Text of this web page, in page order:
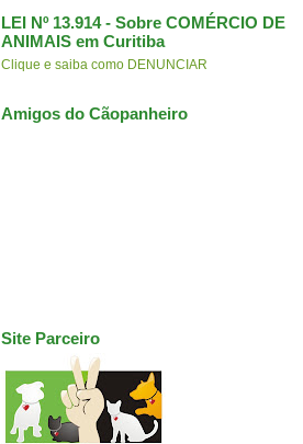
LEI Nº 13.914 - Sobre COMÉRCIO DE
ANIMAIS em Curitiba
Clique e saiba como DENUNCIAR
Amigos do Cãopanheiro
Site Parceiro